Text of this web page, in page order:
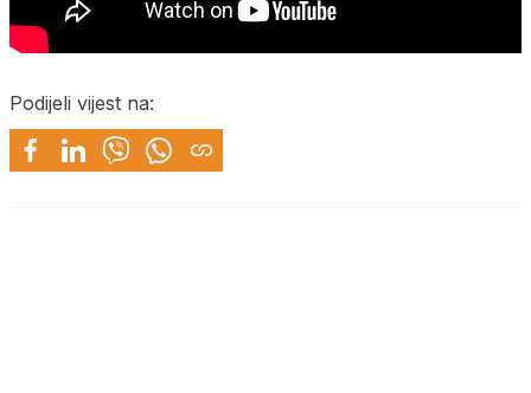
Podijeli vijest na: